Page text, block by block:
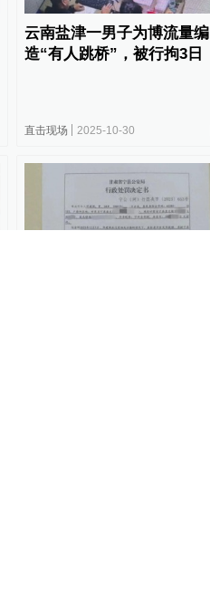
云南盐津一男子为博流量编
造“有人跳桥”，被行拘3日
直击现场 2025-10-30